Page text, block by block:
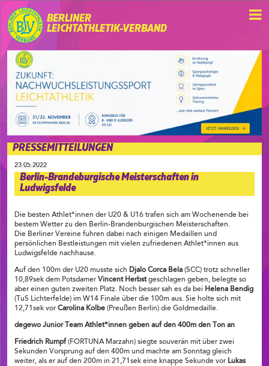
BERLINER
LEICHTATHLETIK-VERBAND
PRESSEMITTEILUNGEN
23.05.2022
Berlin-Brandeburgische Meisterschaften in
Ludwigsfelde
Die besten Athlet*innen der U20 & U16 trafen sich am Wochenende bei
bestem Wetter zu den Berlin-Brandenburgischen Meisterschaften.
Die Berliner Vereine fuhren dabei nach einigen Medaillen und
persönlichen Bestleistungen mit vielen zufriedenen Athlet*innen aus
Ludwigsfelde nachhause.
Auf den 100m der U20 musste sich Djalo Corca Bela (SCC) trotz schneller
10,89sek dem Potsdamer Vincent Herbstgeschlagen geben, belegte so
aber einen guten zweiten Platz. Noch besser sah es da bei Helena Bendig
(TuS Lichterfelde) im W14 Finale über die 100m aus. Sie holte sich mit
12,71sek vor Carolina Kolbe (Preußen Berlin) die Goldmedaille.
degewo Junior Team Athlet*innen geben auf den 400m den Ton an
Friedrich Rumpf (FORTUNA Marzahn) siegte souverän mit über zwei
Sekunden Vorsprung auf den 400m und machte am Sonntag gleich
weiter, als er auf den 200m in 21,71sek eine knappe Sekunde vor Lukas